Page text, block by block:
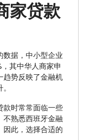
家贷款
数据，中小型企业
其中华人商家申
趋势反映了金融机
款时常常面临一些
不熟悉西班牙金融
因此，选择合适的